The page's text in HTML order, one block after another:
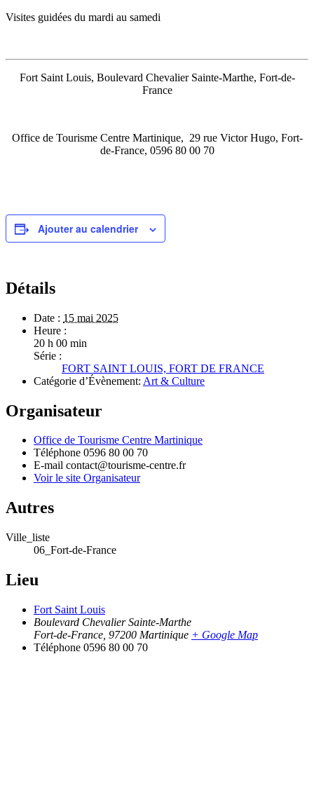
Visites guidées du mardi au samedi
Fort Saint Louis, Boulevard Chevalier Sainte-Marthe, Fort-de-
France
Office de Tourisme Centre Martinique, 29 rue Victor Hugo, Fort-
de-France, 0596 80 00 70
Ajouter au calendrier
Détails
Date : 15 mai 2025
Heure :
20 h 00 min
Série :
FORT SAINT LOUIS, FORT DE FRANCE
Catégorie d’Évènement: Art & Culture
Organisateur
Office de Tourisme Centre Martinique
Téléphone 0596 80 00 70
E-mail contact@tourisme-centre.fr
Voir le site Organisateur
Autres
Ville_liste
06_Fort-de-France
Lieu
Fort Saint Louis
Boulevard Chevalier Sainte-Marthe
Fort-de-France 97200 Martinique + Google Map
Téléphone 0596 80 00 70